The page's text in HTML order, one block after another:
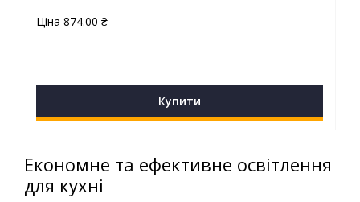
Ціна 874.00 ₴
Купити
Економне та ефективне освітлення
для кухні